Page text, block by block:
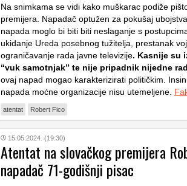
Na snimkama se vidi kako muškarac podiže
premijera . Napadač optužen za pokušaj
napada moglo bi biti biti neslaganje s
ukidanje Ureda posebnog tužitelja, prestanak
ograničavanje rada javne televizije. Kasnije su
“vuk samotnjak” te nije pripadnik nijedne
ovaj napad mogao karakterizirati političkim.
napada moćne organizacije nisu utemeljene.
atentat Robert Fico
15.05.2024. (19:30)
Atentat na slovačkog premijera
napadač 71-godišnji pisac